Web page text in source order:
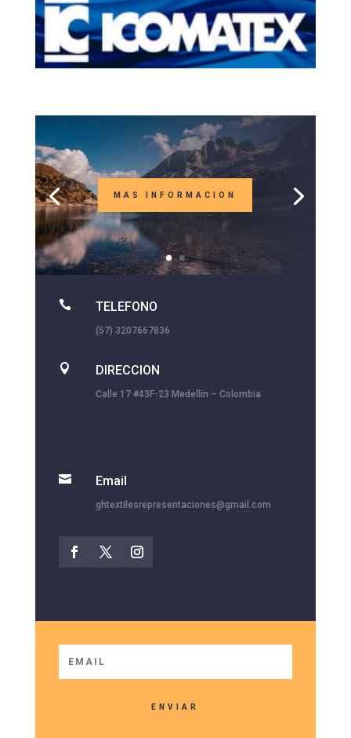
MAS INFORMACION
 TELEFONO
(57) 3207667836
 DIRECCION
Calle 17 #43F-23 Medellin – Colombia
 Email
ghtextilesrepresentaciones@gmail.com
ENVIAR